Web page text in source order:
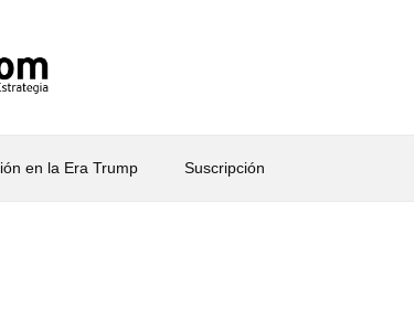
en la Era Trump Suscripción